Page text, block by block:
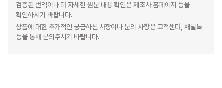
검증된 번역이나 더 자세한 원문 내용 확인은 제조사 홈페이지 등을
확인하시기 바랍니다.
상품에 대한 추가적인 궁금하신 사항이나 문의 사항은 고객센터, 채널톡
등을 통해 문의주시기 바랍니다.